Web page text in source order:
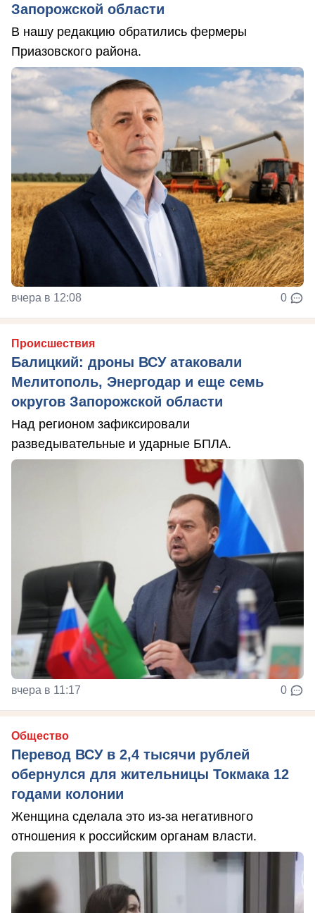
Запорожской области
В нашу редакцию обратились фермеры
Приазовского района.
вчера в 12:08 0
Происшествия
Балицкий: дроны ВСУ атаковали
Мелитополь, Энергодар и еще семь
округов Запорожской области
Над регионом зафиксировали
разведывательные и ударные БПЛА.
вчера в 11:17 0
Общество
Перевод ВСУ в 2,4 тысячи рублей
обернулся для жительницы Токмака 12
годами колонии
Женщина сделала это из-за негативного
отношения к российским органам власти.